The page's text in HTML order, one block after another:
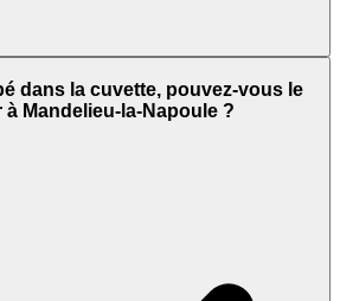
dans la cuvette, pouvez-vous le
à Mandelieu-la-Napoule ?